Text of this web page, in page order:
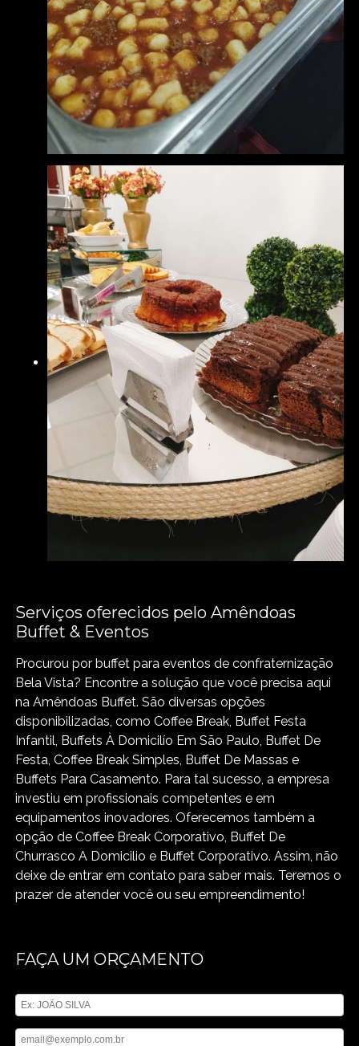
Serviços oferecidos pelo Amêndoas
Buffet & Eventos
Procurou por buffet para eventos de confraternização
Bela Vista? Encontre a solução que você precisa aqui
na Amêndoas Buffet. São diversas opções
disponibilizadas, como Coffee Break, Buffet Festa
Infantil, Buffets À Domicilío Em São Paulo, Buffet De
Festa, Coffee Break Simples, Buffet De Massas e
Buffets Para Casamento. Para tal sucesso, a empresa
investiu em profissionais competentes e em
equipamentos inovadores. Oferecemos também a
opção de Coffee Break Corporativo, Buffet De
Churrasco A Domicilio e Buffet Corporativo. Assim, não
deixe de entrar em contato para saber mais. Teremos o
prazer de atender você ou seu empreendimento!
FAÇA UM ORÇAMENTO